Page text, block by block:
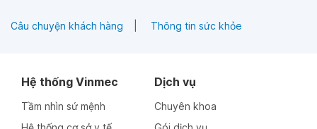
Câu chuyện khách hàng Thông tin sức khỏe
Hệ thống Vinmec
Tầm nhìn sứ mệnh
Dịch vụ
Chuyên khoa